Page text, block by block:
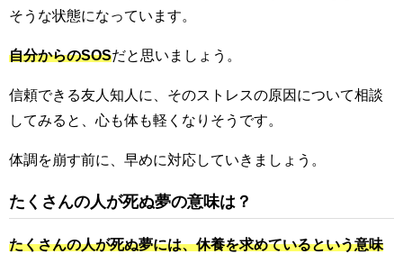
そうな状態になっています。
自分からのSOSだと思いましょう。
信頼できる友人知人に、そのストレスの原因について相談
してみると、心も体も軽くなりそうです。
体調を崩す前に、早めに対応していきましょう。
たくさんの人が死ぬ夢の意味は？
たくさんの人が死ぬ夢には、休養を求めているという意味